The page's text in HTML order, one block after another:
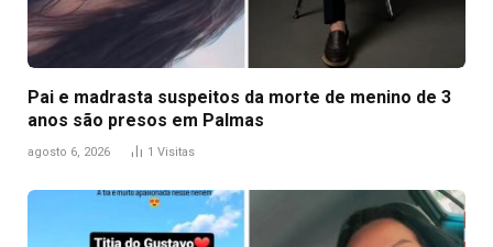
Pai e madrasta suspeitos da morte de menino de 3
anos são presos em Palmas
agosto 6, 2026 1 Visitas